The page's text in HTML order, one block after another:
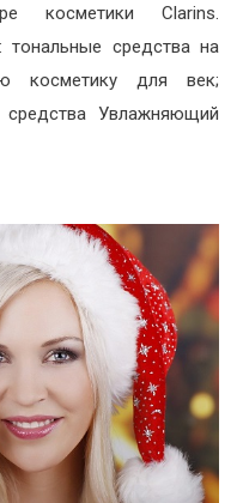
косметики Clarins.
тональные средства на
косметику для век;
Увлажняющий